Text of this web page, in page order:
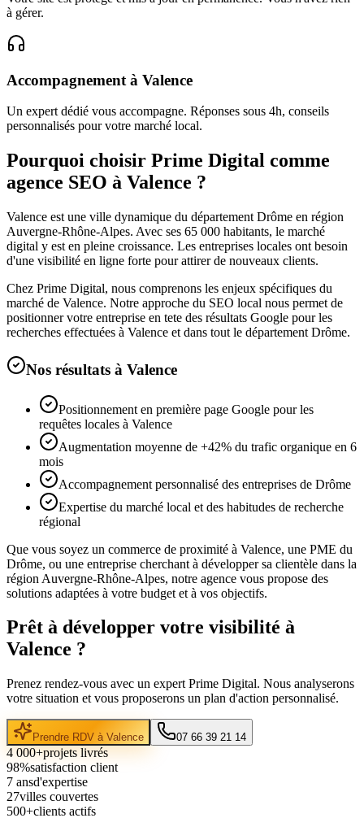
à gérer.
Accompagnement à Valence
Un expert dédié vous accompagne. Réponses sous 4h, conseils
personnalisés pour votre marché local.
Pourquoi choisir Prime Digital comme
agence SEO à Valence ?
Valence est une ville dynamique du département Drôme en région
Auvergne-Rhône-Alpes. Avec ses 65 000 habitants, le marché
digital y est en pleine croissance. Les entreprises locales ont besoin
d'une visibilité en ligne forte pour attirer de nouveaux clients.
Chez Prime Digital, nous comprenons les enjeux spécifiques du
marché de Valence. Notre approche du SEO local nous permet de
positionner votre entreprise en tete des résultats Google pour les
recherches effectuées à Valence et dans tout le département Drôme.
Nos résultats à Valence
Positionnement en première page Google pour les
requêtes locales à Valence
Augmentation moyenne de +42% du trafic organique en 6
mois
Accompagnement personnalisé des entreprises de Drôme
Expertise du marché local et des habitudes de recherche
régional
Que vous soyez un commerce de proximité à Valence, une PME du
Drôme, ou une entreprise cherchant à développer sa clientèle dans la
région Auvergne-Rhône-Alpes, notre agence vous propose des
solutions adaptées à votre budget et à vos objectifs.
Prêt à développer votre visibilité à
Valence ?
Prenez rendez-vous avec un expert Prime Digital. Nous analyserons
votre situation et vous proposerons un plan d'action personnalisé.
Prendre RDV à Valence 07 66 39 21 14
4 000+projets livrés
98%satisfaction client
7 ansd'expertise
27villes couvertes
500+clients actifs